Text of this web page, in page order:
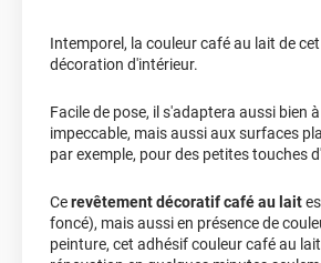
Intemporel, la couleur café au lait de cet
décoration d'intérieur.
Facile de pose, il s'adaptera aussi bien
impeccable, mais aussi aux surfaces
par exemple, pour des petites touches
Cerevêtement décoratif café au lait
foncé), mais aussi en présence de
peinture, cet adhésif couleur café au